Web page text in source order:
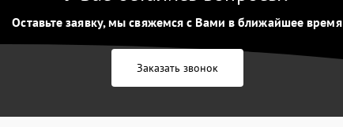
Не работает зум 60 мин 1 год
Не работает стабилизация
60 мин
Оставьте заявку, мы свяжемся с Вами в ближайшее время
Заказать звонок